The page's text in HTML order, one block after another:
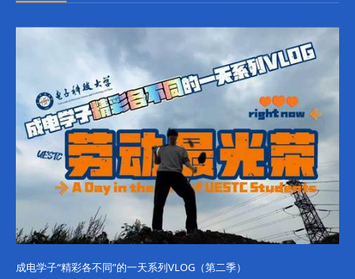
成电学子“精彩各不同”的一天系列VLOG（第二季）